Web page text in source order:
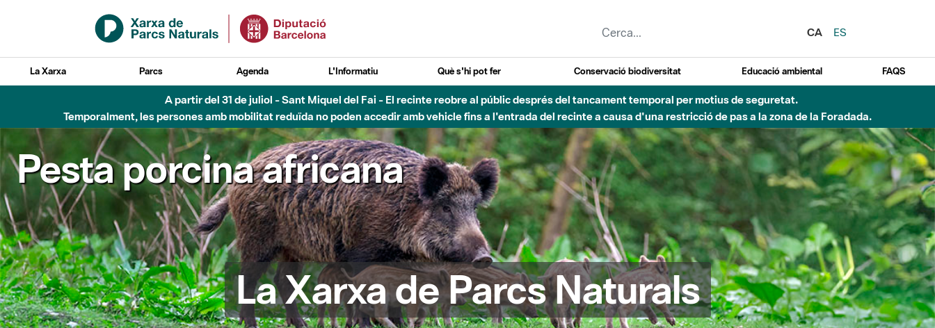
Salta al contingut principal
CA
ES
La Xarxa Parcs Agenda L'Informatiu Què s'hi pot fer Conservació biodiversitat Educació ambiental FAQS
A partir del 31 de juliol - Sant Miquel del Fai - El recinte reobre al públic després del tancament temporal per motius de seguretat.
Temporalment, les persones amb mobilitat reduïda no poden accedir amb vehicle fins a l'entrada del recinte a causa d'una restricció de pas a la zona de la Foradada.
Pesta porcina africana
La Xarxa de Parcs Naturals